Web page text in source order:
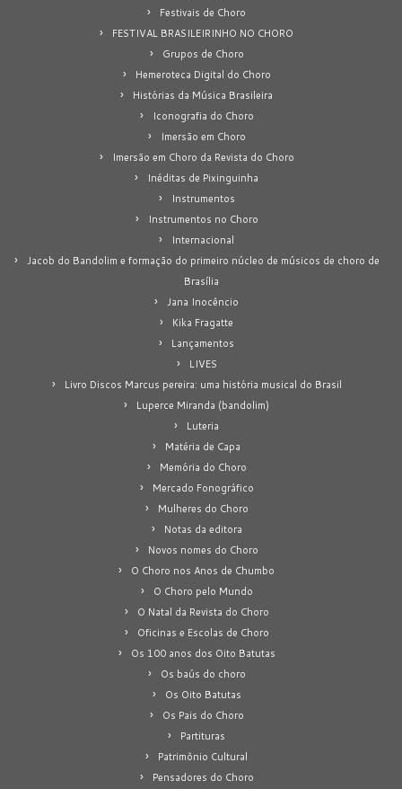
Festivais de Choro
FESTIVAL BRASILEIRINHO NO CHORO
Grupos de Choro
Hemeroteca Digital do Choro
Histórias da Música Brasileira
Iconografia do Choro
Imersão em Choro
Imersão em Choro da Revista do Choro
Inéditas de Pixinguinha
Instrumentos
Instrumentos no Choro
Internacional
Jacob do Bandolim e formação do primeiro núcleo de músicos de choro de
Brasília
Jana Inocêncio
Kika Fragatte
Lançamentos
LIVES
Livro Discos Marcus pereira: uma história musical do Brasil
Luperce Miranda (bandolim)
Luteria
Matéria de Capa
Memória do Choro
Mercado Fonográfico
Mulheres do Choro
Notas da editora
Novos nomes do Choro
O Choro nos Anos de Chumbo
O Choro pelo Mundo
O Natal da Revista do Choro
Oficinas e Escolas de Choro
Os 100 anos dos Oito Batutas
Os baús do choro
Os Oito Batutas
Os Pais do Choro
Partituras
Patrimônio Cultural
Pensadores do Choro